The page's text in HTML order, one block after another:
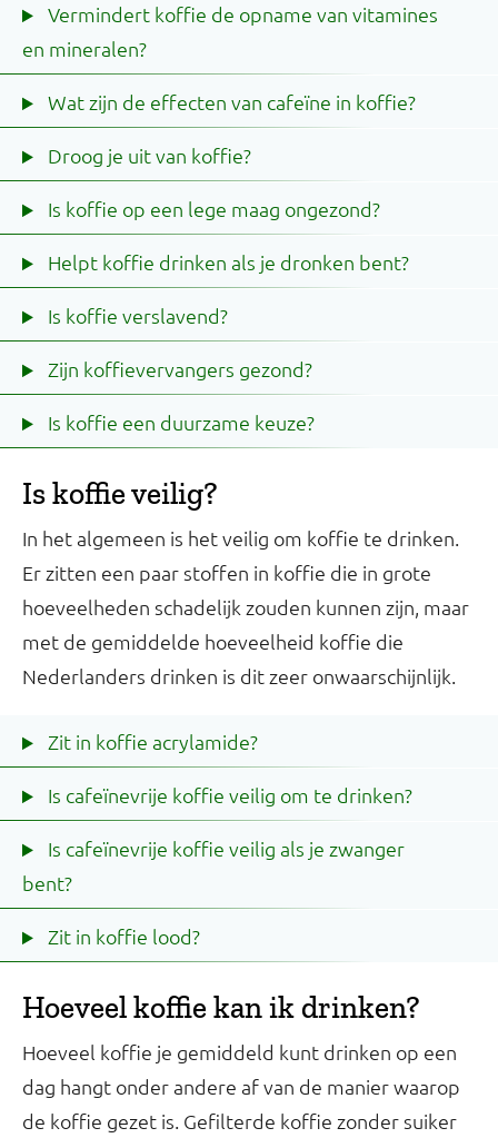
Vermindert koffie de opname van vitamines
en mineralen?
Wat zijn de effecten van cafeïne in koffie?
Droog je uit van koffie?
Is koffie op een lege maag ongezond?
Helpt koffie drinken als je dronken bent?
Is koffie verslavend?
Zijn koffievervangers gezond?
Is koffie een duurzame keuze?
Is koffie veilig?
In het algemeen is het veilig om koffie te drinken.
Er zitten een paar stoffen in koffie die in grote
hoeveelheden schadelijk zouden kunnen zijn, maar
met de gemiddelde hoeveelheid koffie die
Nederlanders drinken is dit zeer onwaarschijnlijk.
Zit in koffie acrylamide?
Is cafeïnevrije koffie veilig om te drinken?
Is cafeïnevrije koffie veilig als je zwanger
bent?
Zit in koffie lood?
Hoeveel koffie kan ik drinken?
Hoeveel koffie je gemiddeld kunt drinken op een
dag hangt onder andere af van de manier waarop
de koffie gezet is. Gefilterde koffie zonder suiker